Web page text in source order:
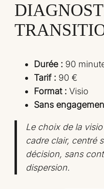
Durée : 90
Tarif : 90 €
Format :Visio
Sans
Le choix de la
cadre clair, centré
décision, sans
dispersion.